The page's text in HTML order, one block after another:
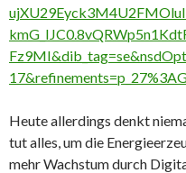
Heute allerdings denkt
tut alles, um die
mehr Wachstum durch